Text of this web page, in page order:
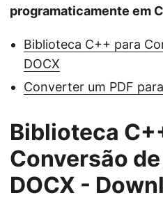
programaticamente em
Biblioteca C++ para
DOCX
Converter um PDF
Biblioteca
Conversão
DOCX -